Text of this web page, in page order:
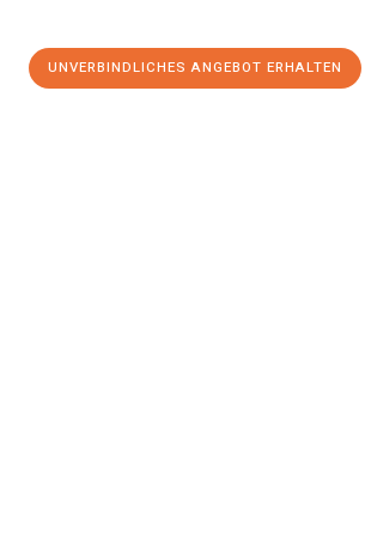
UNVERBINDLICHES ANGEBOT ERHALTEN